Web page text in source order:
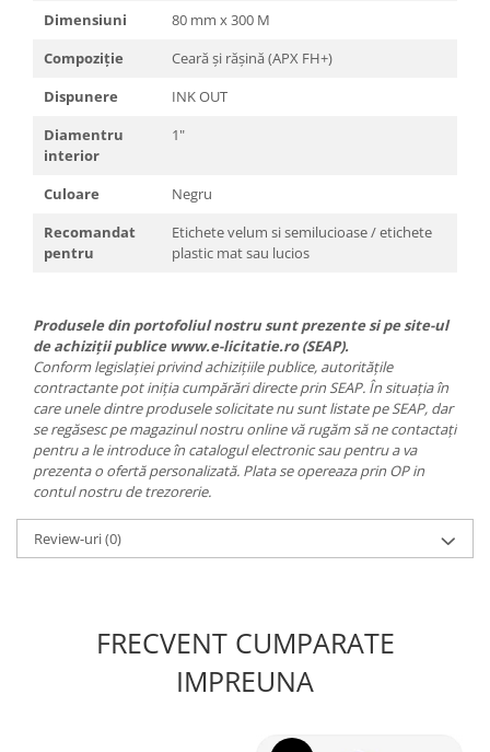
Dimensiuni
80 mm x 300 M
Compoziție
Ceară și rășină (APX FH+)
Dispunere
INK OUT
Diamentru
interior
1"
Culoare
Negru
Recomandat
pentru
Etichete velum si semilucioase / etichete
plastic mat sau lucios
Produsele din portofoliul nostru sunt prezente si pe site-ul
de achiziții publice www.e-licitatie.ro (SEAP).
Conform legislației privind achizițiile publice, autoritățile
contractante pot iniția cumpărări directe prin SEAP. În situația în
care unele dintre produsele solicitate nu sunt listate pe SEAP, dar
se regăsesc pe magazinul nostru online vă rugăm să ne contactați
pentru a le introduce în catalogul electronic sau pentru a va
prezenta o ofertă personalizată. Plata se opereaza prin OP in
contul nostru de trezorerie.
Review-uri(0)
FRECVENT CUMPARATE
IMPREUNA